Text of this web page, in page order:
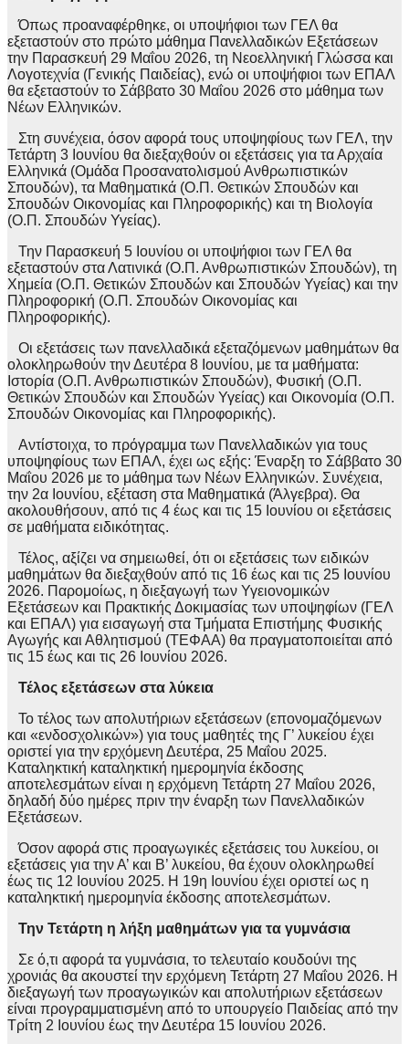
Όπως προαναφέρθηκε, οι υποψήφιοι των ΓΕΛ θα
εξεταστούν στο πρώτο μάθημα Πανελλαδικών Εξετάσεων
την Παρασκευή 29 Μαΐου 2026, τη Νεοελληνική Γλώσσα και
Λογοτεχνία (Γενικής Παιδείας), ενώ οι υποψήφιοι των ΕΠΑΛ
θα εξεταστούν το Σάββατο 30 Μαΐου 2026 στο μάθημα των
Νέων Ελληνικών.
Στη συνέχεια, όσον αφορά τους υποψηφίους των ΓΕΛ, την
Τετάρτη 3 Ιουνίου θα διεξαχθούν οι εξετάσεις για τα Αρχαία
Ελληνικά (Ομάδα Προσανατολισμού Ανθρωπιστικών
Σπουδών), τα Μαθηματικά (Ο.Π. Θετικών Σπουδών και
Σπουδών Οικονομίας και Πληροφορικής) και τη Βιολογία
(Ο.Π. Σπουδών Υγείας).
Την Παρασκευή 5 Ιουνίου οι υποψήφιοι των ΓΕΛ θα
εξεταστούν στα Λατινικά (Ο.Π. Ανθρωπιστικών Σπουδών), τη
Χημεία (Ο.Π. Θετικών Σπουδών και Σπουδών Υγείας) και την
Πληροφορική (Ο.Π. Σπουδών Οικονομίας και
Πληροφορικής).
Οι εξετάσεις των πανελλαδικά εξεταζόμενων μαθημάτων θα
ολοκληρωθούν την Δευτέρα 8 Ιουνίου, με τα μαθήματα:
Ιστορία (Ο.Π. Ανθρωπιστικών Σπουδών), Φυσική (Ο.Π.
Θετικών Σπουδών και Σπουδών Υγείας) και Οικονομία (Ο.Π.
Σπουδών Οικονομίας και Πληροφορικής).
Αντίστοιχα, το πρόγραμμα των Πανελλαδικών για τους
υποψηφίους των ΕΠΑΛ, έχει ως εξής: Έναρξη το Σάββατο 30
Μαΐου 2026 με το μάθημα των Νέων Ελληνικών. Συνέχεια,
την 2α Ιουνίου, εξέταση στα Μαθηματικά (Άλγεβρα). Θα
ακολουθήσουν, από τις 4 έως και τις 15 Ιουνίου οι εξετάσεις
σε μαθήματα ειδικότητας.
Τέλος, αξίζει να σημειωθεί, ότι οι εξετάσεις των ειδικών
μαθημάτων θα διεξαχθούν από τις 16 έως και τις 25 Ιουνίου
2026. Παρομοίως, η διεξαγωγή των Υγειονομικών
Εξετάσεων και Πρακτικής Δοκιμασίας των υποψηφίων (ΓΕΛ
και ΕΠΑΛ) για εισαγωγή στα Τμήματα Επιστήμης Φυσικής
Αγωγής και Αθλητισμού (ΤΕΦΑΑ) θα πραγματοποιείται από
τις 15 έως και τις 26 Ιουνίου 2026.
Τέλος εξετάσεων στα λύκεια
Το τέλος των απολυτήριων εξετάσεων (επονομαζόμενων
και «ενδοσχολικών») για τους μαθητές της Γ’ λυκείου έχει
οριστεί για την ερχόμενη Δευτέρα, 25 Μαΐου 2025.
Καταληκτική καταληκτική ημερομηνία έκδοσης
αποτελεσμάτων είναι η ερχόμενη Τετάρτη 27 Μαΐου 2026,
δηλαδή δύο ημέρες πριν την έναρξη των Πανελλαδικών
Εξετάσεων.
Όσον αφορά στις προαγωγικές εξετάσεις του λυκείου, οι
εξετάσεις για την Α’ και Β’ λυκείου, θα έχουν ολοκληρωθεί
έως τις 12 Ιουνίου 2025. Η 19η Ιουνίου έχει οριστεί ως η
καταληκτική ημερομηνία έκδοσης αποτελεσμάτων.
Την Τετάρτη η λήξη μαθημάτων για τα γυμνάσια
Σε ό,τι αφορά τα γυμνάσια, το τελευταίο κουδούνι της
χρονιάς θα ακουστεί την ερχόμενη Τετάρτη 27 Μαΐου 2026. Η
διεξαγωγή των προαγωγικών και απολυτήριων εξετάσεων
είναι προγραμματισμένη από το υπουργείο Παιδείας από την
Τρίτη 2 Ιουνίου έως την Δευτέρα 15 Ιουνίου 2026.